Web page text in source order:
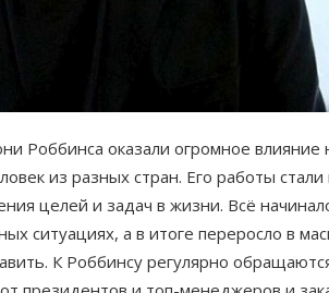
Роббинса оказали огромное влияние
из разных стран. Его работы
целей и задач в жизни. Всё
ситуациях, а в итоге переросло в
К Роббинсу регулярно